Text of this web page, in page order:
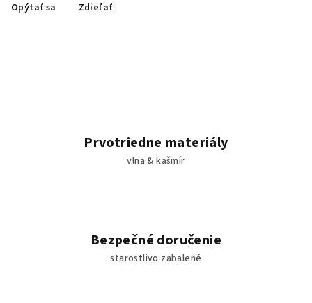
Opýtať sa Zdieľať
Prvotriedne materiály
vlna & kašmír
Bezpečné doručenie
starostlivo zabalené